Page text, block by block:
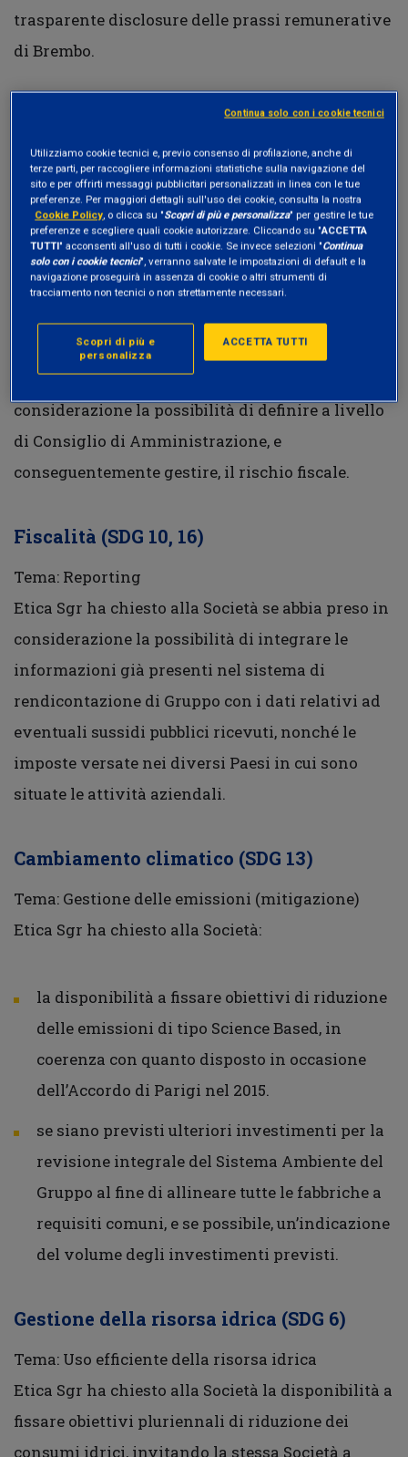
trasparente disclosure delle prassi remunerative
di Brembo.
Sui restanti punto all’Ordine del Giorno, Etica Sgr
ha espresso voto favorevole, in quanto coerenti
con laPolitica di engagement di Etica Sgr.
Il dialogo di Etica Sgr
Tema: Government e risk management
Etica Sgr ha chiesto alla Società se abbia preso in
considerazione la possibilità di definire a livello
di Consiglio di Amministrazione, e
conseguentemente gestire, il rischio fiscale.
Fiscalità (SDG 10, 16)
Tema: Reporting
Etica Sgr ha chiesto alla Società se abbia preso in
considerazione la possibilità di integrare le
informazioni già presenti nel sistema di
rendicontazione di Gruppo con i dati relativi ad
eventuali sussidi pubblici ricevuti, nonché le
imposte versate nei diversi Paesi in cui sono
situate le attività aziendali.
Cambiamento climatico (SDG 13)
Tema: Gestione delle emissioni (mitigazione)
Etica Sgr ha chiesto alla Società:
la disponibilità a fissare obiettivi di riduzione
delle emissioni di tipo Science Based, in
coerenza con quanto disposto in occasione
dell’Accordo di Parigi nel 2015.
se siano previsti ulteriori investimenti per la
revisione integrale del Sistema Ambiente del
Gruppo al fine di allineare tutte le fabbriche a
requisiti comuni, e se possibile, un’indicazione
del volume degli investimenti previsti.
Gestione della risorsa idrica (SDG 6)
Tema: Uso efficiente della risorsa idrica
Etica Sgr ha chiesto alla Società la disponibilità a
fissare obiettivi pluriennali di riduzione dei
consumi idrici, invitando la stessa Società a
Utilizziamo cookie tecnici e, previo consenso di profilazione, anche di
terze parti, per raccogliere informazioni statistiche sulla navigazione del
sito e per offrirti messaggi pubblicitari personalizzati in linea con le tue
preferenze. Per maggiori dettagli sull'uso dei cookie, consulta la nostra
Cookie Policy, o clicca su "Scopri di più e personalizza" per gestire le tue
preferenze e scegliere quali cookie autorizzare. Cliccando su "ACCETTA
TUTTI" acconsenti all'uso di tutti i cookie. Se invece selezioni "Continua
solo con i cookie tecnici", verranno salvate le impostazioni di default e la
navigazione proseguirà in assenza di cookie o altri strumenti di
tracciamento non tecnici o non strettamente necessari.
ACCETTA TUTTI
Scopri di più e
personalizza
Continua solo con i cookie tecnici